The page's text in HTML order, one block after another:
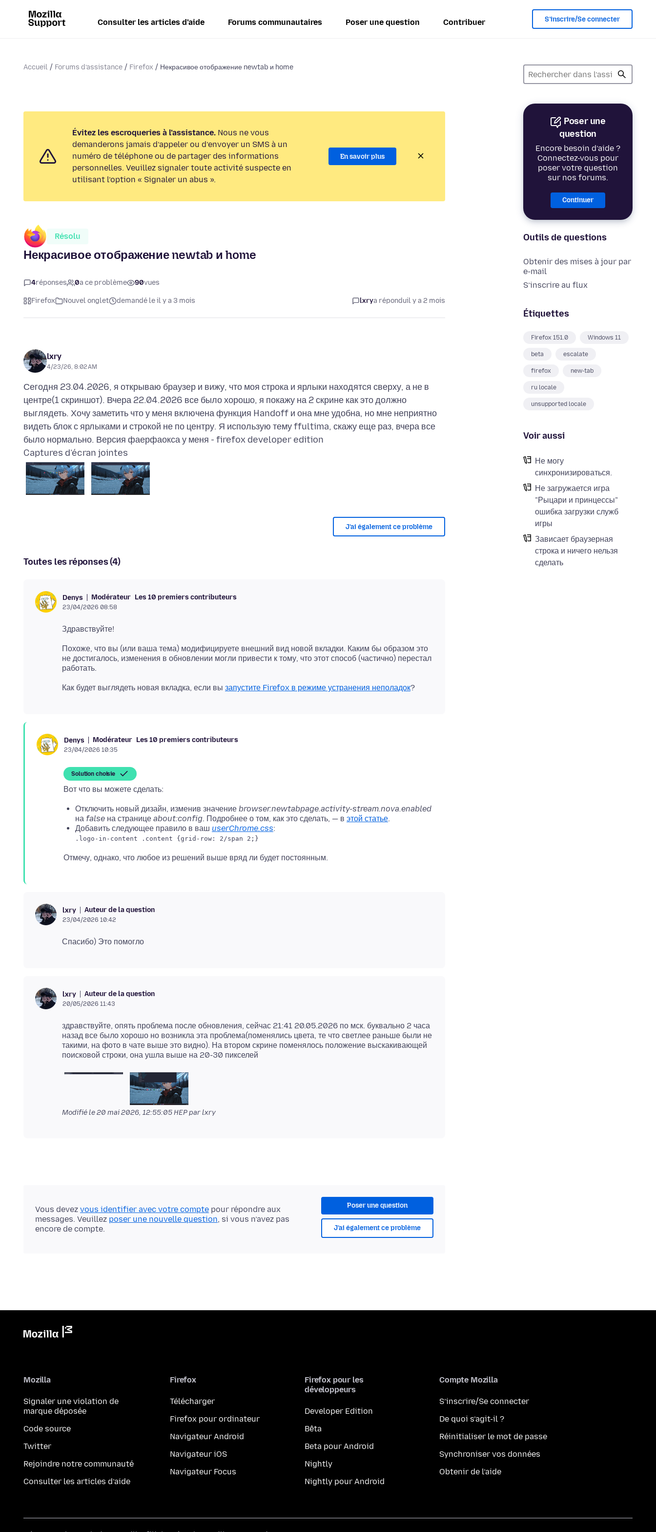
Consulter les articles d’aide Forums communautaires Poser une question Contribuer S’inscrire/Se connecter
Accueil Forums d’assistance Firefox Некрасивое отображение newtab и home
Poser une
question
Encore besoin d’aide ?
Connectez-vous pour
poser votre question
sur nos forums.
Continuer
Outils de questions
Obtenir des mises à jour par
e-mail
S’inscrire au flux
Étiquettes
Firefox 151.0 Windows 11
beta escalate
firefox new-tab
ru locale
unsupported locale
Voir aussi
Не могу
синхронизироваться.
Не загружается игра
"Рыцари и принцессы"
ошибка загрузки служб
игры
Зависает браузерная
строка и ничего нельзя
сделать
Évitez les escroqueries à l’assistance. Nous ne vous
demanderons jamais d’appeler ou d’envoyer un SMS à un
numéro de téléphone ou de partager des informations
personnelles. Veuillez signaler toute activité suspecte en
utilisant l’option « Signaler un abus ».
En savoir plus
Résolu
Некрасивое отображение newtab и home
4réponses 0a ce problème 90vues
Firefox Nouvel onglet demandé le il y a 3 mois lxrya réponduil y a 2 mois
lxry
4/23/26, 8:02 AM
Сегодня 23.04.2026, я открываю браузер и вижу, что моя строка и ярлыки находятся сверху, а не в
центре(1 скриншот). Вчера 22.04.2026 все было хорошо, я покажу на 2 скрине как это должно
выглядеть. Хочу заметить что у меня включена функция Handoff и она мне удобна, но мне неприятно
видеть блок с ярлыками и строкой не по центру. Я использую тему ffultima, скажу еще раз, вчера все
Captures d’écran jointes
J’ai également ce problème
Toutes les réponses (4)
Denys Modérateur Les 10 premiers contributeurs
23/04/2026 08:58
Похоже, что вы (или ваша тема) модифицируете внешний вид новой вкладки. Каким бы образом это
не достигалось, изменения в обновлении могли привести к тому, что этот способ (частично) перестал
Как будет выглядеть новая вкладка, если вы запустите Firefox в режиме устранения неполадок
Denys Modérateur Les 10 premiers contributeurs
23/04/2026 10:35
Solution choisie
Отключить новый дизайн, изменив значение browser.newtabpage.activity-stream.nova.enabled
на false на странице about:config. Подробнее о том, как это сделать, — в этой статье.
Добавить следующее правило в ваш userChrome.css:
.logo-in-content .content {grid-row: 2/span 2;}
lxry Auteur de la question
23/04/2026 10:42
lxry Auteur de la question
20/05/2026 11:43
здравствуйте, опять проблема после обновления, сейчас 21:41 20.05.2026 по мск. буквально 2 часа
назад все было хорошо но возникла эта проблема(поменялись цвета, те что светлее раньше были не
такими, на фото в чате выше это видно). На втором скрине поменялось положение выскакивающей
Modifié le20 mai 2026, 12:55:05 HEPpar lxry
Poser une question
J’ai également ce problème
Vous devez vous identifier avec votre compte pour répondre aux
messages. Veuillez poser une nouvelle question, si vous n’avez pas
encore de compte.
Mozilla
Signaler une violation de
marque déposée
Code source
Twitter
Rejoindre notre communauté
Consulter les articles d’aide
Firefox
Télécharger
Firefox pour ordinateur
Navigateur Android
Navigateur iOS
Navigateur Focus
Firefox pour les
développeurs
Developer Edition
Bêta
Beta pour Android
Nightly
Nightly pour Android
Compte Mozilla
S’inscrire/Se connecter
De quoi s’agit-il ?
Réinitialiser le mot de passe
Synchroniser vos données
Obtenir de l’aide